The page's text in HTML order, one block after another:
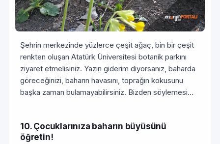
Şehrin merkezinde yüzlerce çeşit ağaç, bin bir çeşit
renkten oluşan Atatürk Üniversitesi botanik parkını
ziyaret etmelisiniz. Yazın giderim diyorsanız, baharda
göreceğinizi, baharın havasını, toprağın kokusunu
başka zaman bulamayabilirsiniz. Bizden söylemesi...
10. Çocuklarınıza baharın büyüsünü
öğretin!